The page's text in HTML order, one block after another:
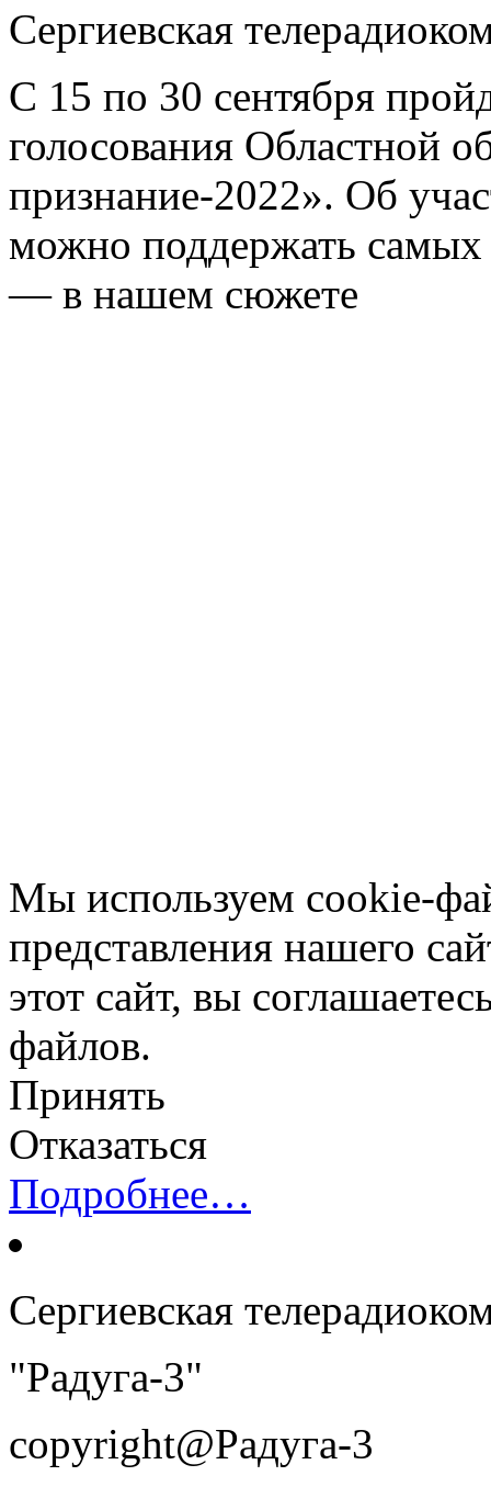
Сергиевская
С 15 по 30 сентября
голосования Областной
признание-2022». Об
можно поддержать самых
— в нашем сюжете
Мы используем cookie-
представления нашего
этот сайт, вы
файлов.
Принять
Отказаться
Подробнее…
Сергиевская
"Радуга-3"
copyright@Радуга-3